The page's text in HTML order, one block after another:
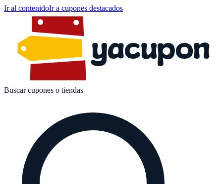
Ir al contenidoIr a cupones destacados
yacupon
Buscar cupones o tiendas